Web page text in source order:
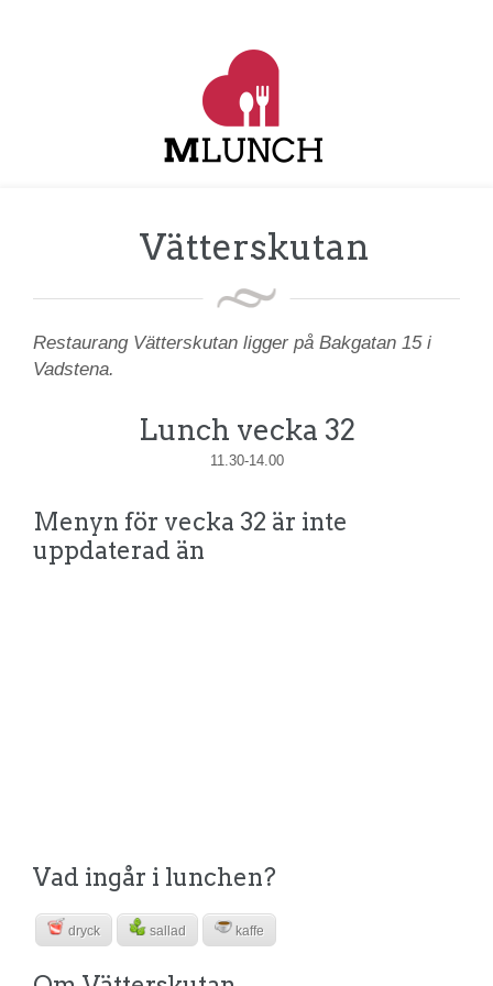
Vätterskutan
Restaurang Vätterskutan ligger på Bakgatan 15 i
Vadstena.
Lunch vecka 32
11.30-14.00
Menyn för vecka 32 är inte
uppdaterad än
Vad ingår i lunchen?
dryck sallad kaffe